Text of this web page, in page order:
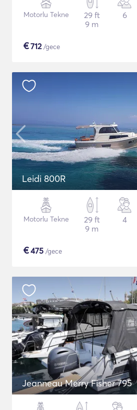
Motorlu Tekne
29 ft
9 m
6
€712/gece
Leidi 800R
Motorlu Tekne
29 ft
9 m
4
€475 /gece
Jeanneau Merry Fisher 795